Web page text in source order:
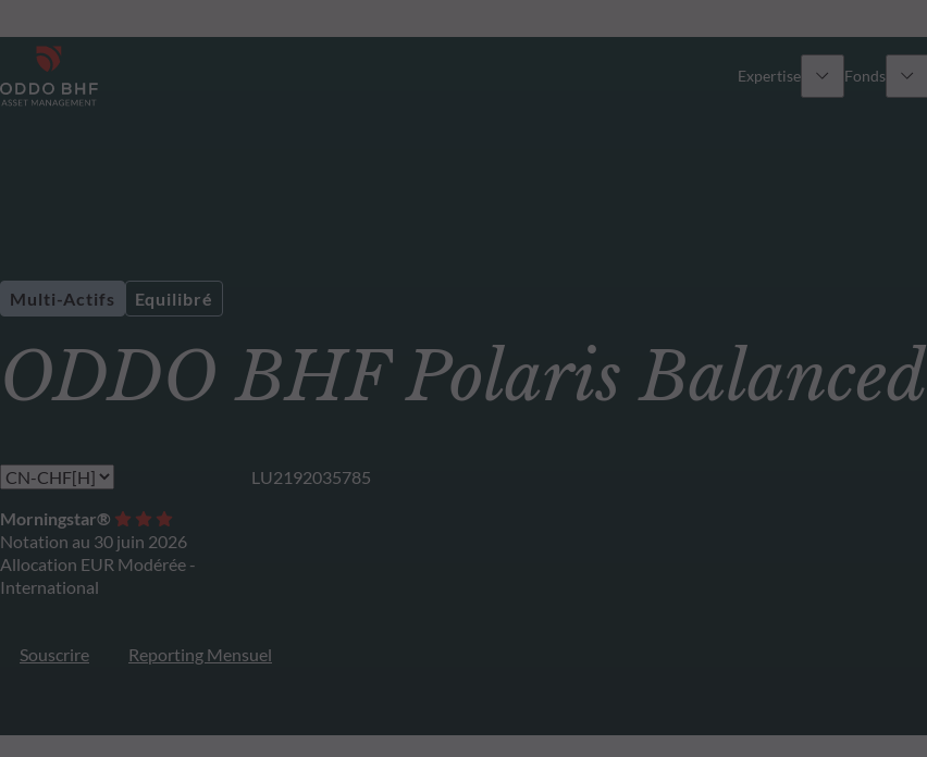
Expertise
Multi-Actifs
Fonds
ODDO BHF Polaris Balanced
Multi-Actifs Equilibré
LU2192035785
Morningstar®
Notation au 30 juin 2026
Allocation EUR Modérée -
International
Souscrire Reporting Mensuel